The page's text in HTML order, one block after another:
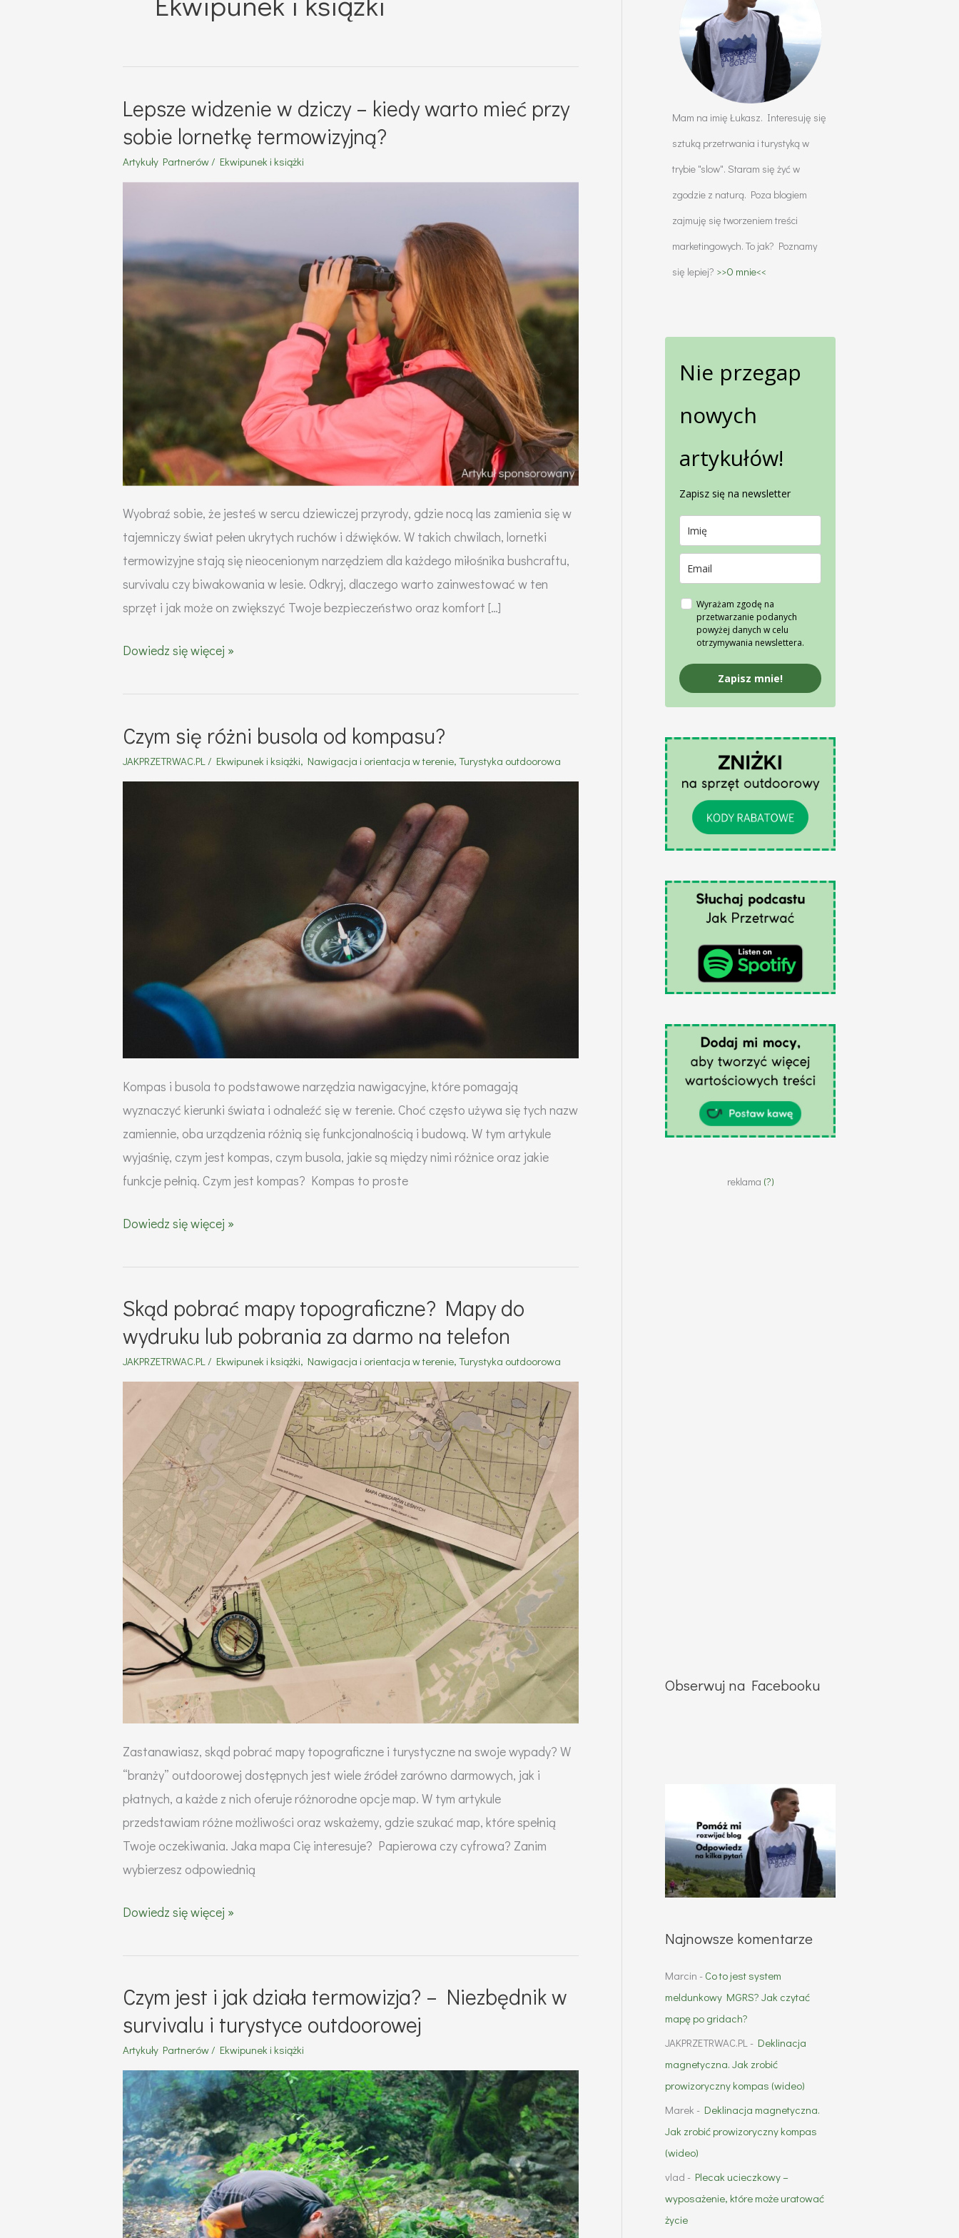
Lepsze widzenie w dziczy – kiedy warto mieć przy
sobie lornetkę termowizyjną?
Artykuły Partnerów / Ekwipunek i książki
Wyobraź sobie, że jesteś w sercu dziewiczej przyrody, gdzie nocą las zamienia się w
tajemniczy świat pełen ukrytych ruchów i dźwięków. W takich chwilach, lornetki
termowizyjne stają się nieocenionym narzędziem dla każdego miłośnika bushcraftu,
survivalu czy biwakowania w lesie. Odkryj, dlaczego warto zainwestować w ten
sprzęt i jak może on zwiększyć Twoje bezpieczeństwo oraz komfort […]
Lepsze
w
–
kiedy
Dowiedz się więcej »
Czym się różni busola od kompasu?
JAKPRZETRWAC.PL / Ekwipunek i książki, Nawigacja i orientacja w terenie, Turystyka outdoorowa
Kompas i busola to podstawowe narzędzia nawigacyjne, które pomagają
wyznaczyć kierunki świata i odnaleźć się w terenie. Choć często używa się tych nazw
zamiennie, oba urządzenia różnią się funkcjonalnością i budową. W tym artykule
wyjaśnię, czym jest kompas, czym busola, jakie są między nimi różnice oraz jakie
funkcje pełnią. Czym jest kompas? Kompas to proste
Czym
różni
od
kompasu?
Dowiedz się więcej »
Skąd pobrać mapy topograficzne? Mapy do
wydruku lub pobrania za darmo na telefon
JAKPRZETRWAC.PL/ Ekwipunek i książki, Nawigacja i orientacja w terenie, Turystyka outdoorowa
Zastanawiasz, skąd pobrać mapy topograficzne i turystyczne na swoje wypady? W
“branży” outdoorowej dostępnych jest wiele źródeł zarówno darmowych, jak i
płatnych, a każde z nich oferuje różnorodne opcje map. W tym artykule
przedstawiam różne możliwości oraz wskażemy, gdzie szukać map, które spełnią
Twoje oczekiwania. Jaka mapa Cię interesuje? Papierowa czy cyfrowa? Zanim
wybierzesz odpowiednią
Skąd
mapy
Mapy
do
wydruku
lub
pobrania
za
darmo
na
telefon
Dowiedz się więcej »
Czym jest i jak działa termowizja? – Niezbędnik w
survivalu i turystyce outdoorowej
Artykuły Partnerów/ Ekwipunek i książki
Mam na imię Łukasz. Interesuję się
sztuką przetrwania i turystyką w
trybie "slow". Staram się żyć w
zgodzie z naturą. Poza blogiem
zajmuję się tworzeniem treści
marketingowych. To jak? Poznamy
się lepiej? >>O mnie<<
Nie przegap
nowych
artykułów!
Zapisz się na newsletter
Wyrażam zgodę na
przetwarzanie podanych
powyżej danych w celu
otrzymywania newslettera.
Zapisz mnie!
reklama (?)
Obserwuj na Facebooku
Najnowsze komentarze
Marcin - Co to jest system
meldunkowy MGRS? Jak czytać
mapę po gridach?
JAKPRZETRWAC.PL - Deklinacja
magnetyczna. Jak zrobić
prowizoryczny kompas (wideo)
Marek - Deklinacja magnetyczna.
Jak zrobić prowizoryczny kompas
(wideo)
vlad - Plecak ucieczkowy –
wyposażenie, które może uratować
życie